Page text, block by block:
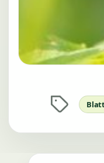
Schlagwörter